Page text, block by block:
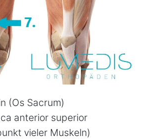
(Os Sacrum)
anterior superior
vieler Muskeln)